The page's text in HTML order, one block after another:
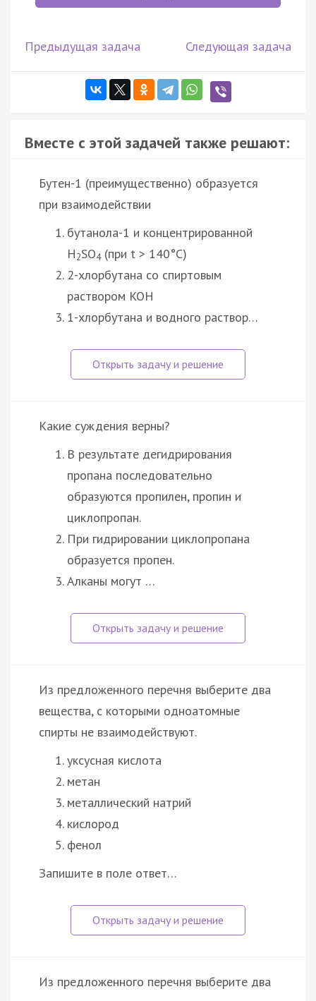
Предыдущая задача Следующая задача
Вместе с этой задачей также решают:
Бутен-1 (преимущественно) образуется
при взаимодействии
бутанола-1 и концентрированной
H2SO4(при t > 140°C)
2-хлорбутана со спиртовым
раствором KOH
1-хлорбутана и водного раствор…
Какие суждения верны?
В результате дегидрирования
пропана последовательно
образуются пропилен, пропин и
циклопропан.
При гидрировании циклопропана
образуется пропен.
Алканы могут …
Из предложенного перечня выберите два
вещества, с которыми одноатомные
спирты не взаимодействуют.
уксусная кислота
метан
металлический натрий
кислород
фенол
Запишите в поле ответ…
Из предложенного перечня выберите два